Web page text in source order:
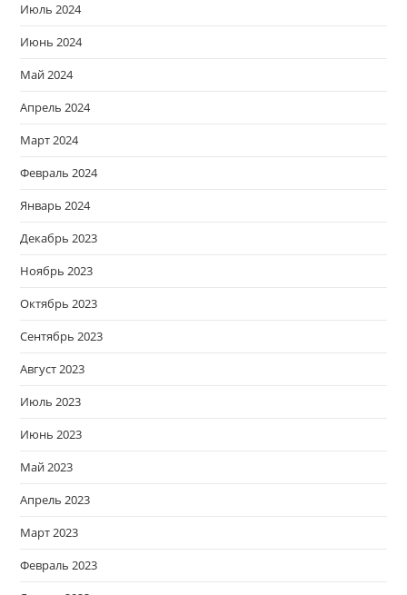
Июль 2024
Июнь 2024
Май 2024
Апрель 2024
Март 2024
Февраль 2024
Январь 2024
Декабрь 2023
Ноябрь 2023
Октябрь 2023
Сентябрь 2023
Август 2023
Июль 2023
Июнь 2023
Май 2023
Апрель 2023
Март 2023
Февраль 2023